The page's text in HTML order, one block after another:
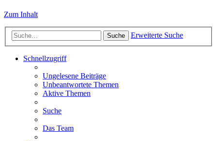
Zum Inhalt
Suche Erweiterte Suche
Schnellzugriff
Ungelesene Beiträge
Unbeantwortete Themen
Aktive Themen
Suche
Das Team